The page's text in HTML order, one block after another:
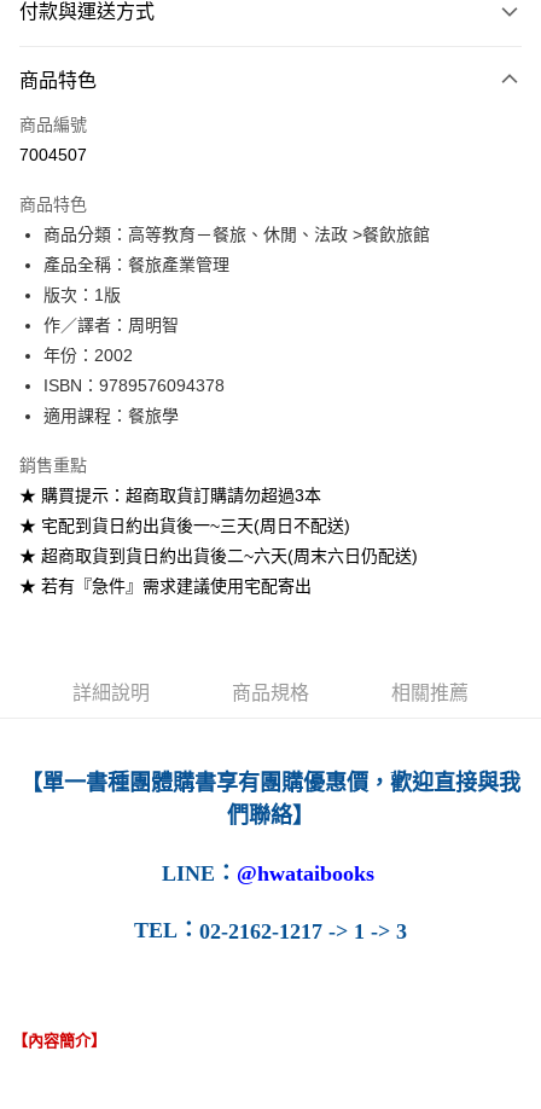
付款與運送方式
信用卡一次付款
超商取貨付款
Google Pay
ATM付款
運送方式
每筆NT$60
7-11取貨付款
每筆NT$60
宅配-台灣本島
每筆NT$160
商品特色
商品編號
7004507
商品特色
商品分類：高等教育－餐旅、休閒、法政 >餐飲旅館
產品全稱：餐旅產業管理
版次：1版
作／譯者：周明智
年份：2002
ISBN：9789576094378
適用課程：餐旅學
銷售重點
★ 購買提示：超商取貨訂購請勿超過3本
★ 宅配到貨日約出貨後一~三天(周日不配送)
★ 超商取貨到貨日約出貨後二~六天(周末六日仍配送)
★ 若有『急件』需求建議使用宅配寄出
詳細說明 商品規格 相關推薦
【單一書種團體購書享有團購優惠價，歡迎直接與我
們聯絡】
LINE ： @hwataibooks
TEL ： 02-2162-1217 -> 1 -> 3
【內容簡介】